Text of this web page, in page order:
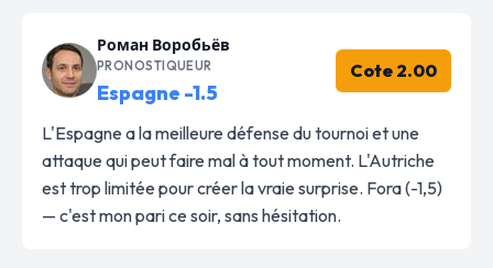
Роман Воробьёв
PRONOSTIQUEUR
Espagne -1.5
Cote 2.00
L'Espagne a la meilleure défense du tournoi et une
attaque qui peut faire mal à tout moment. L'Autriche
est trop limitée pour créer la vraie surprise. Fora (-1,5)
— c'est mon pari ce soir, sans hésitation.